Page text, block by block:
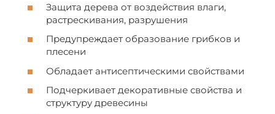
Защита дерева от воздействия влаги,
растрескивания, разрушения
Предупреждает образование грибков и
плесени
Обладает антисептическими свойствами
Подчеркивает декоративные свойства и
структуру древесины